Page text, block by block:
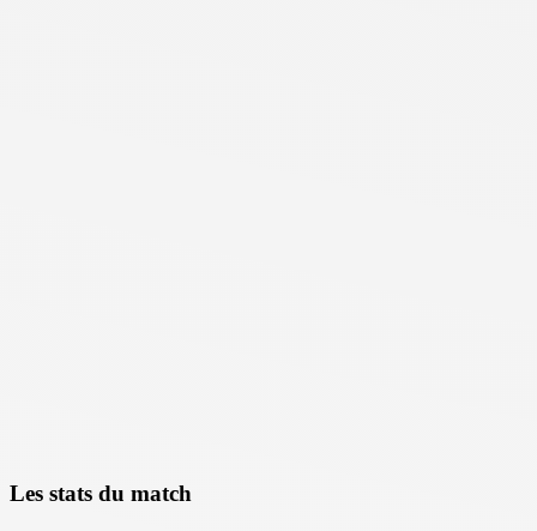
Les stats du match